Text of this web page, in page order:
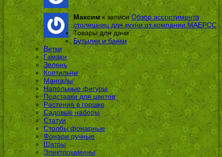
Максим к записиОбзор ассортимента
столешниц для кухни от компании МАЕРСС
Товары для дачи
Бутылки и банки
Ветки
Гамаки
Зелень
Коптильни
Мангалы
Напольные фигуры
Подставки для цветов
Растения в горшке
Садовые наборы
Статуи
Столбы фонарные
Фонари ручные
Шатры
Электрокамины